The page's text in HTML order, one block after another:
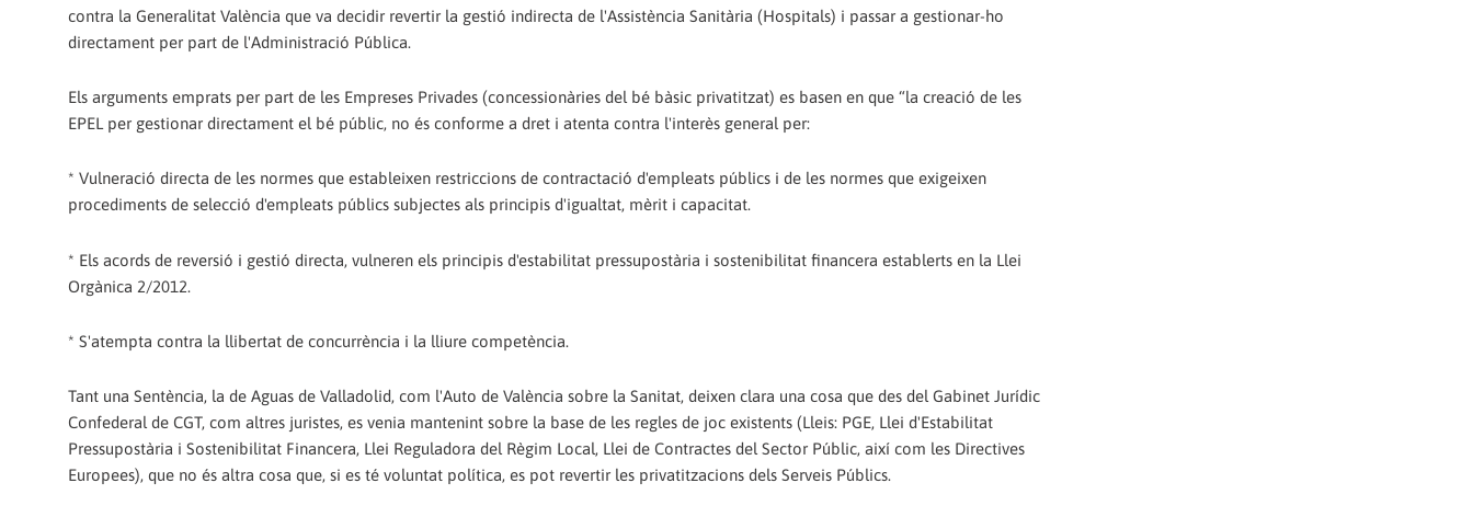
contra la Generalitat València que va decidir revertir la gestió indirecta de l'Assistència Sanitària (Hospitals) i passar a gestionar-ho
directament per part de l'Administració Pública.
Els arguments emprats per part de les Empreses Privades (concessionàries del bé bàsic privatitzat) es basen en que “la creació de les
EPEL per gestionar directament el bé públic, no és conforme a dret i atenta contra l'interès general per:
* Vulneració directa de les normes que estableixen restriccions de contractació d'empleats públics i de les normes que exigeixen
procediments de selecció d'empleats públics subjectes als principis d'igualtat, mèrit i capacitat.
* Els acords de reversió i gestió directa, vulneren els principis d'estabilitat pressupostària i sostenibilitat financera establerts en la Llei
Orgànica 2/2012.
* S'atempta contra la llibertat de concurrència i la lliure competència.
Tant una Sentència, la de Aguas de Valladolid, com l'Auto de València sobre la Sanitat, deixen clara una cosa que des del Gabinet Jurídic
Confederal de CGT, com altres juristes, es venia mantenint sobre la base de les regles de joc existents (Lleis: PGE, Llei d'Estabilitat
Pressupostària i Sostenibilitat Financera, Llei Reguladora del Règim Local, Llei de Contractes del Sector Públic, així com les Directives
Europees), que no és altra cosa que, si es té voluntat política, es pot revertir les privatitzacions dels Serveis Públics.